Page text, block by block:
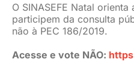
O SINASEFE Natal
participem da consulta
não à PEC 186/2019.
Acesse e vote NÃO: